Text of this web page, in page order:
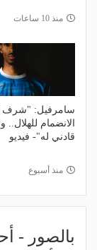
منذ 10 ساعات
سامرفيل: "شرف
الانضمام
قادني له"- فيديو
منذ أسبوع
بالصور -